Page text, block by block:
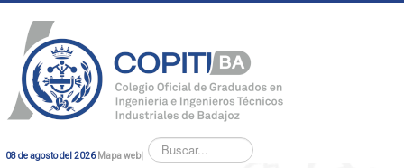
08 de agosto del 2026 Mapa web|
Buscar...